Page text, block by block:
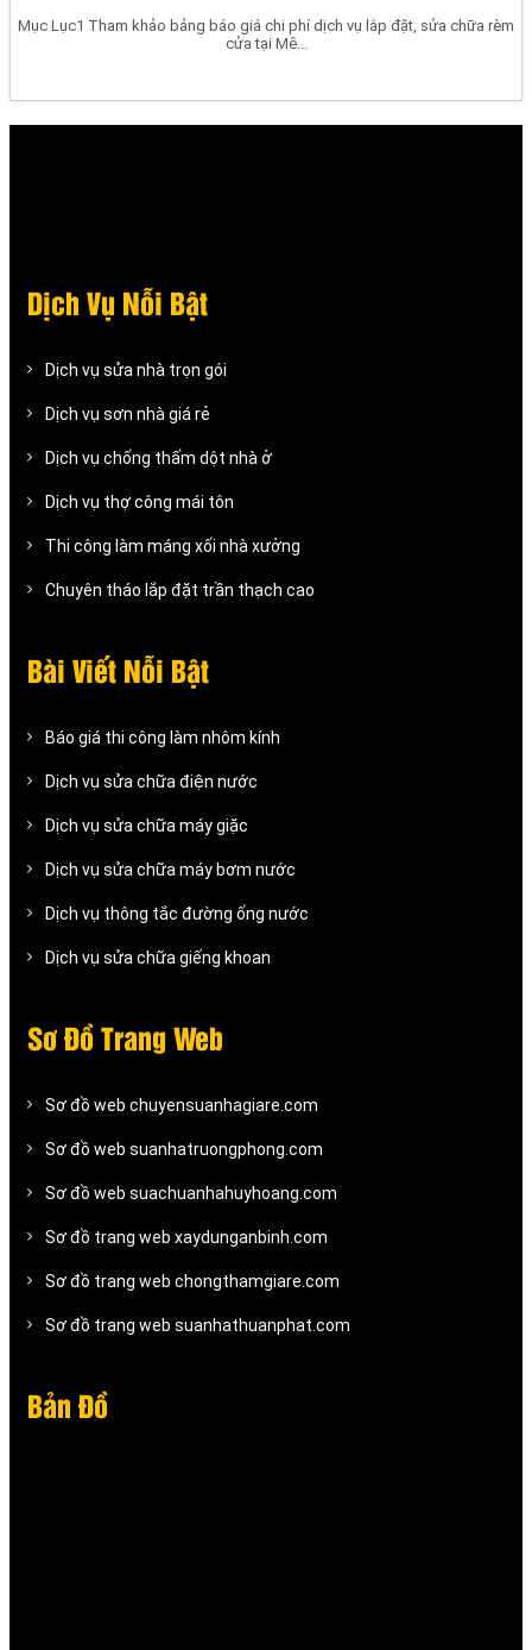
Mục Lục1 Tham khảo bảng báo giá chi phí dịch vụ lắp đặt, sửa chữa rèm
cửa tại Mê...
Dịch Vụ Nỗi Bật
Dịch vụ sửa nhà trọn gói
Dịch vụ sơn nhà giá rẻ
Dịch vụ chống thấm dột nhà ở
Dịch vụ thợ công mái tôn
Thi công làm máng xối nhà xưởng
Chuyên tháo lắp đặt trần thạch cao
Bài Viết Nỗi Bật
Báo giá thi công làm nhôm kính
Dịch vụ sửa chữa điện nước
Dịch vụ sửa chữa máy giặc
Dịch vụ sửa chữa máy bơm nước
Dịch vụ thông tắc đường ống nước
Dịch vụ sửa chữa giếng khoan
Sơ Đồ Trang Web
Sơ đồ web chuyensuanhagiare.com
Sơ đồ web suanhatruongphong.com
Sơ đồ web suachuanhahuyhoang.com
Sơ đồ trang web xaydunganbinh.com
Sơ đồ trang web chongthamgiare.com
Sơ đồ trang web suanhathuanphat.com
Bản Đồ